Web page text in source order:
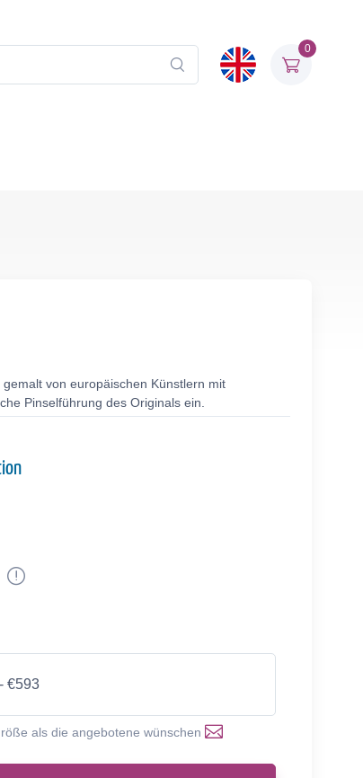
0
von europäischen Künstlern mit
Pinselführung des Originals ein.
€593
als die angebotene wünschen